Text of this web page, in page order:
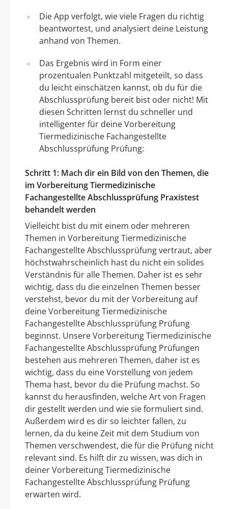
Die App verfolgt, wie viele Fragen du richtig
beantwortest, und analysiert deine Leistung
anhand von Themen.
Das Ergebnis wird in Form einer
prozentualen Punktzahl mitgeteilt, so dass
du leicht einschätzen kannst, ob du für die
Abschlussprüfung bereit bist oder nicht! Mit
diesen Schritten lernst du schneller und
intelligenter für deine Vorbereitung
Tiermedizinische Fachangestellte
Abschlussprüfung Prüfung:
Schritt 1: Mach dir ein Bild von den Themen, die
im Vorbereitung Tiermedizinische
Fachangestellte Abschlussprüfung Praxistest
behandelt werden
Vielleicht bist du mit einem oder mehreren
Themen in Vorbereitung Tiermedizinische
Fachangestellte Abschlussprüfung vertraut, aber
höchstwahrscheinlich hast du nicht ein solides
Verständnis für alle Themen. Daher ist es sehr
wichtig, dass du die einzelnen Themen besser
verstehst, bevor du mit der Vorbereitung auf
deine Vorbereitung Tiermedizinische
Fachangestellte Abschlussprüfung Prüfung
beginnst. Unsere Vorbereitung Tiermedizinische
Fachangestellte Abschlussprüfung Prüfungen
bestehen aus mehreren Themen, daher ist es
wichtig, dass du eine Vorstellung von jedem
Thema hast, bevor du die Prüfung machst. So
kannst du herausfinden, welche Art von Fragen
dir gestellt werden und wie sie formuliert sind.
Außerdem wird es dir so leichter fallen, zu
lernen, da du keine Zeit mit dem Studium von
Themen verschwendest, die für die Prüfung nicht
relevant sind. Es hilft dir zu wissen, was dich in
deiner Vorbereitung Tiermedizinische
Fachangestellte Abschlussprüfung Prüfung
erwarten wird.